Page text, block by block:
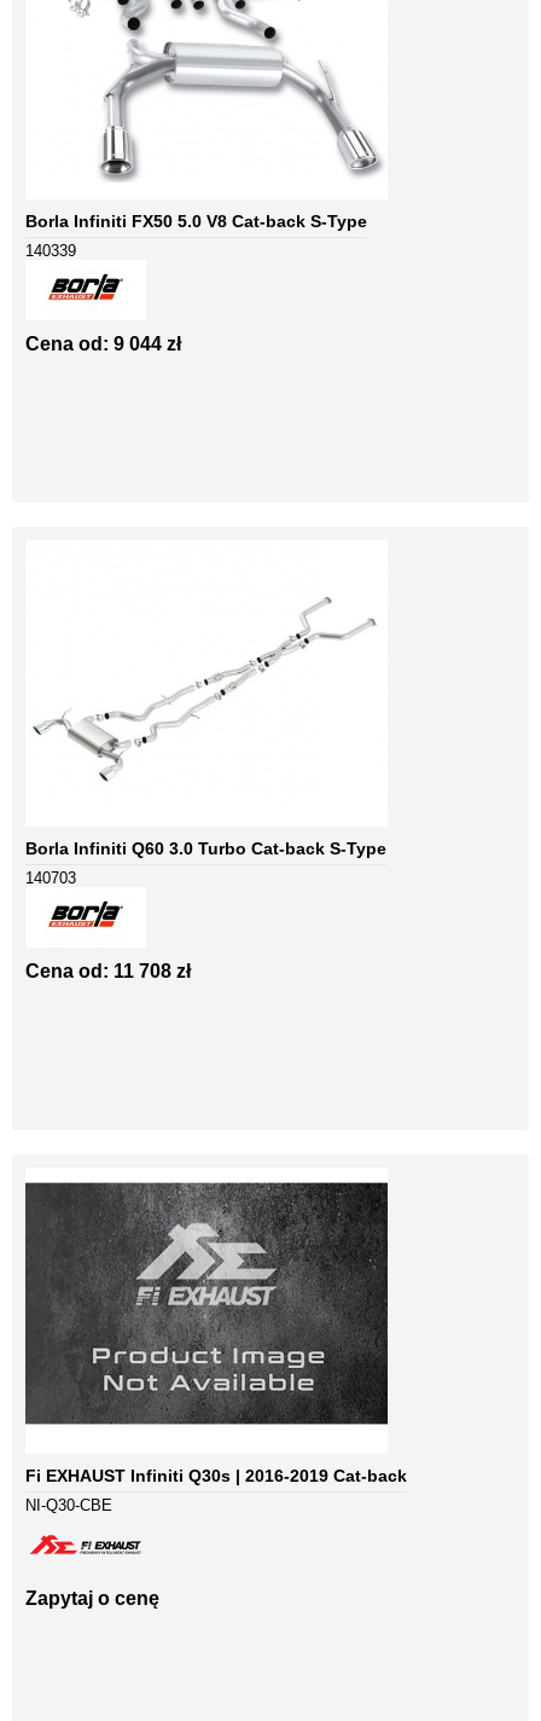
Borla Infiniti FX50 5.0 V8 Cat-back S-Type
140339
Cena od: 9 044 zł
Borla Infiniti Q60 3.0 Turbo Cat-back S-Type
140703
Cena od: 11 708 zł
Fi EXHAUST Infiniti Q30s | 2016-2019 Cat-back
NI-Q30-CBE
Zapytaj o cenę